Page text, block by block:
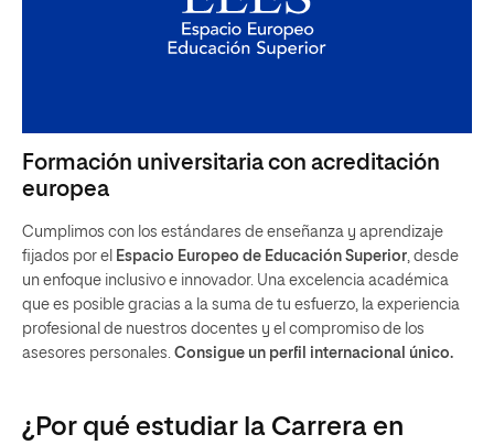
Formación universitaria con acreditación
europea
Cumplimos con los estándares de enseñanza y aprendizaje
fijados por el Espacio Europeo de Educación Superior, desde
un enfoque inclusivo e innovador. Una excelencia académica
que es posible gracias a la suma de tu esfuerzo, la experiencia
profesional de nuestros docentes y el compromiso de los
asesores personales. Consigue un perfil internacional único.
¿Por qué estudiar la Carrera en